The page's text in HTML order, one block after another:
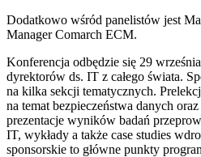
Dodatkowo wśród panelistów jest
Manager Comarch ECM.
Konferencja odbędzie się 29
dyrektorów ds. IT z całego świata.
na kilka sekcji tematycznych.
na temat bezpieczeństwa danych
prezentacje wyników badań
IT, wykłady a także case studies
sponsorskie to główne punkty